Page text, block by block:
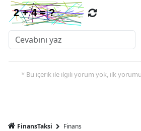
* Bu içerik ile ilgili yorum yok, ilk yorumu
FinansTaksi Finans